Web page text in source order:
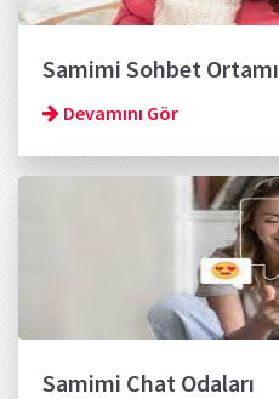
Samimi Sohbet Ortamı
Devamını Gör
Samimi Chat Odaları